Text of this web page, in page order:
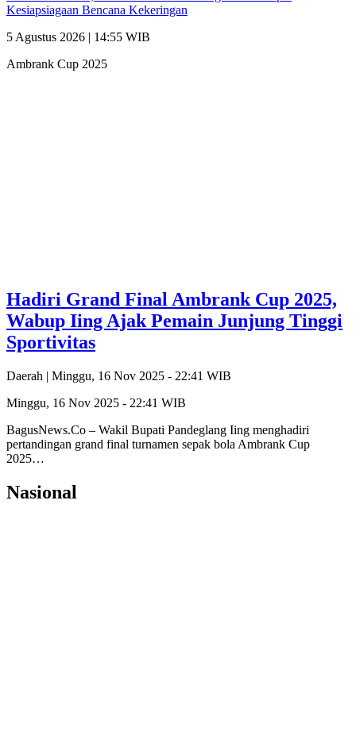
Kesiapsiagaan Bencana Kekeringan
5 Agustus 2026 | 14:55 WIB
Ambrank Cup 2025
Hadiri Grand Final Ambrank Cup 2025,
Wabup Iing Ajak Pemain Junjung Tinggi
Sportivitas
Daerah | Minggu, 16 Nov 2025 - 22:41 WIB
Minggu, 16 Nov 2025 - 22:41 WIB
BagusNews.Co – Wakil Bupati Pandeglang Iing menghadiri
pertandingan grand final turnamen sepak bola Ambrank Cup
2025…
Nasional